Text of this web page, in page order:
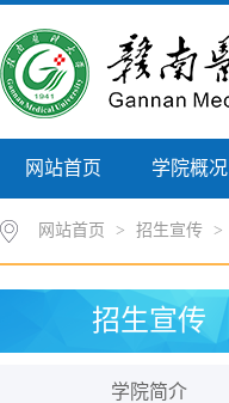
网站首页 学院概况
网站首页 > 招生宣传 >
招生宣传
学院简介